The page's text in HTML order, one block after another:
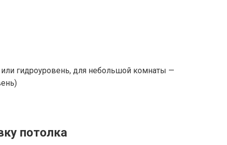
гидроуровень, для небольшой комнаты —
потолка